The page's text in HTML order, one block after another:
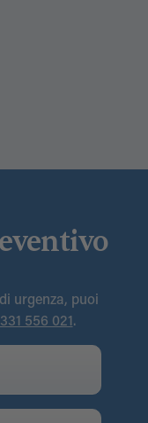
urgenza, puoi
556 021 .